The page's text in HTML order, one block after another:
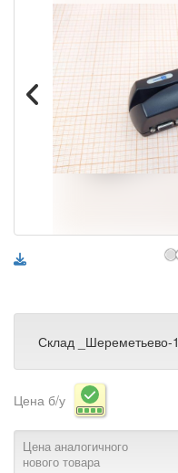
Склад _Шереметьево-1
Цена б/у
Цена аналогичного
нового товара